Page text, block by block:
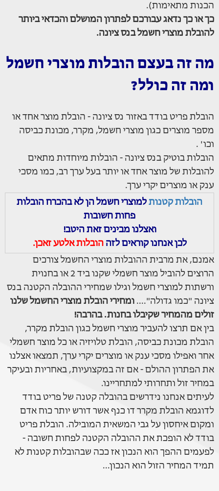
הכנות מתאימות).
כך או כך נדאג עבורכם לפתרון המושלם והכדאי ביותר
להובלת מוצרי חשמל בנס ציונה.
מה זה בעצם הובלות מוצרי חשמל
ומה זה כולל?
הובלת פריט בודד באזור נס ציונה - הובלת מוצר אחד או
מספר מוצרים כגון מוצרי חשמל, מקרר, מכונת כביסה
וכו' .
הובלות בוטיק בנס ציונה - הובלות מיוחדות מתאים
להובלות של מוצר אחד או יותר בעל ערך רב, כמו מסכי
ענק או מוצרים יקרי ערך.
הובלות קטנות למוצרי חשמל הן לא בהכרח הובלות
פחות חשובות
ואצלנו מבינים זאת היטב!
לכן אנחנו קוראים לזההובלות אלטע זאכן.
אמנם, את מרבית ההובלות מוצרי החשמל צורכים
הרוצים להוביל מוצר חשמלי שקנו ביד 2 או בחנוית
ורשתות למוצרי חשמל וגילו שמחירי ההובלה הקטנה בנס
ציונה "כמו גדולה".... ומחירי הובלת מוצרי החשמל שלנו
זולים מהמחיר שקיבלו בחנות. בהרבה!
בין אם תרצו להעביר מוצרי חשמל כגון הובלת מקרר,
הובלת מכונת כביסה, הובלת טלויזיה או כל מוצר חשמלי
אחר ואפילו מסכי ענק או מוצרים יקרי ערך, תמצאו אצלנו
את הפתרון ההולם - אם זה במקצועיות, באחריות ובעיקר
במחיר זול ותחרותי למתחריינו.
לעיתים אנחנו נידרשים בהובלה קטנה של פריט בודד
לדוגמא הובלת מקרר דו כנף אשר דורש יותר כוח אדם
ומקום איחסון על גבי המשאית המובילה. הובלת פריט
בודד לא הופכת את ההובלה הקטנה לפחות חשובה -
לפעמים ההפך הוא הנכון אז ככה שבהובלות קטנות לא
תמיד המחיר הזול הוא הנכון...